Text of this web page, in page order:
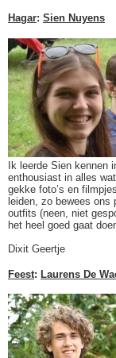
Hagar: Sien Nuyens
Ik leerde Sien kennen
enthousiast in alles
gekke foto’s en
leiden, zo bewees ons
outfits (neen, niet
het heel goed gaat
Dixit Geertje
Feest: Laurens De